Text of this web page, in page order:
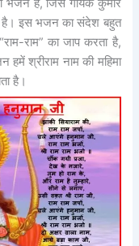
भजन है, जिसे गायक कुमार
है। इस भजन का संदेश बहुत
राम” का जाप करता है,
श्रीराम नाम की महिमा
है।